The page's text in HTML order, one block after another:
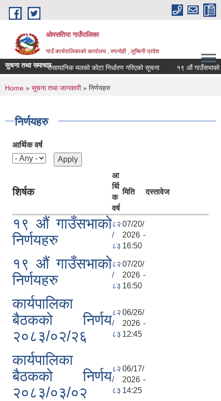
Skip to main content
ओमसतिया गाउँपालिका
गाउँ कार्यपालिकाको कार्यालय , रुपन्देही , लुम्बिनी प्रदेश
सुचना तथा समाचाररासायानिक मलको कोटा निर्धारण गरिएको सूचना १९ औं गाउँसभाको
You are here
Home » सूचना तथा जानकारी» निर्णयहरु
निर्णयहरु
आर्थिक वर्ष
शिर्षक
आ
र्थि
क
वर्ष
मिति दस्तावेज
१९ औं गाउँसभाको
निर्णयहरु
८२
/
८३
07/20/
2026 -
16:50
१९ औं गाउँसभाको
निर्णयहरु
८२
/
८३
07/20/
2026 -
16:50
कार्यपालिका
बैठकको निर्णय
२०८३/०२/२६
८२
/
८३
06/26/
2026 -
12:45
कार्यपालिका
बैठकको निर्णय
२०८३/०३/०२
८२
/
८३
06/17/
2026 -
14:25